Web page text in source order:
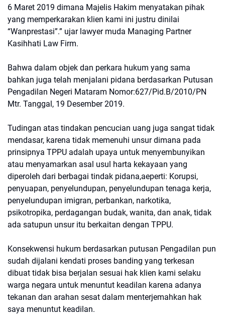
6 Maret 2019 dimana Majelis Hakim menyatakan pihak
yang memperkarakan klien kami ini justru dinilai
“Wanprestasi”.” ujar lawyer muda Managing Partner
Kasihhati Law Firm.
Bahwa dalam objek dan perkara hukum yang sama
bahkan juga telah menjalani pidana berdasarkan Putusan
Pengadilan Negeri Mataram Nomor:627/Pid.B/2010/PN
Mtr. Tanggal, 19 Desember 2019.
Tudingan atas tindakan pencucian uang juga sangat tidak
mendasar, karena tidak memenuhi unsur dimana pada
prinsipnya TPPU adalah upaya untuk menyembunyikan
atau menyamarkan asal usul harta kekayaan yang
diperoleh dari berbagai tindak pidana,aeperti: Korupsi,
penyuapan, penyelundupan, penyelundupan tenaga kerja,
penyelundupan imigran, perbankan, narkotika,
psikotropika, perdagangan budak, wanita, dan anak, tidak
ada satupun unsur itu berkaitan dengan TPPU.
Konsekwensi hukum berdasarkan putusan Pengadilan pun
sudah dijalani kendati proses banding yang terkesan
dibuat tidak bisa berjalan sesuai hak klien kami selaku
warga negara untuk menuntut keadilan karena adanya
tekanan dan arahan sesat dalam menterjemahkan hak
saya menuntut keadilan.